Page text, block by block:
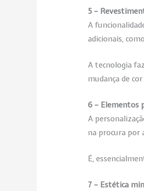
5 –
A
adicionais,
A tecnologia
mudança de
6 – Elementos
A
na procura por
É,
7 – Estética